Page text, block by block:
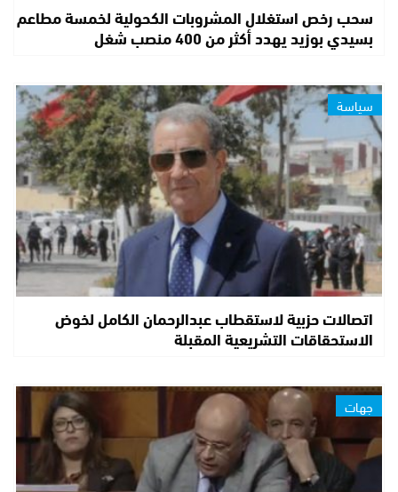
سحب رخص استغلال المشروبات الكحولية لخمسة مطاعم
بسيدي بوزيد يهدد أكثر من 400 منصب شغل
سياسة
اتصالات حزبية لاستقطاب عبدالرحمان الكامل لخوض
الاستحقاقات التشريعية المقبلة
جهات